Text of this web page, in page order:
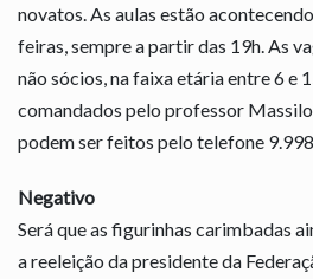
novatos. As aulas estão
feiras, sempre a partir das 19h. As
não sócios, na faixa etária entre 6 e
comandados pelo professor
podem ser feitos pelo telefone
Negativo
Será que as figurinhas carimbadas
a reeleição da presidente da